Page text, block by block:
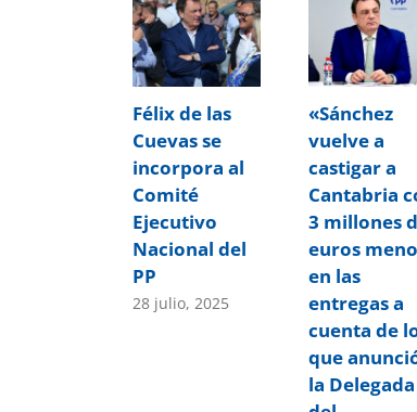
Félix de las
Cuevas se
incorpora al
Comité
Ejecutivo
Nacional del
PP
28 julio, 2025
«Sánchez
vuelve a
castigar a
Cantabria
3 millones
euros
en las
entregas a
cuenta de
que
la Delegada